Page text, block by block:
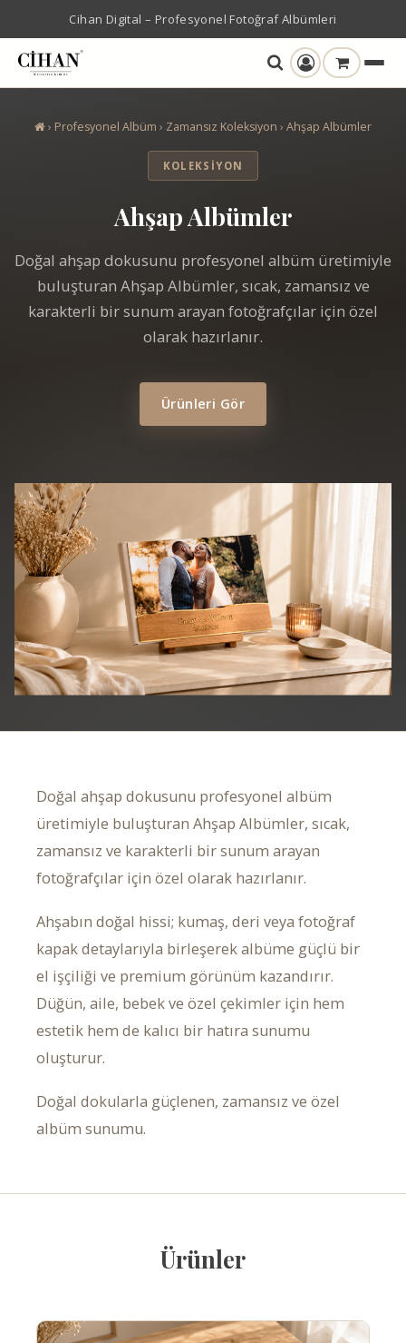
Cihan Digital – Profesyonel Fotoğraf Albümleri
› Profesyonel Albüm › Zamansız Koleksiyon › Ahşap Albümler
KOLEKSIYON
Ahşap Albümler
Doğal ahşap dokusunu profesyonel albüm üretimiyle
buluşturan Ahşap Albümler, sıcak, zamansız ve
karakterli bir sunum arayan fotoğrafçılar için özel
olarak hazırlanır.
Ürünleri Gör
Doğal ahşap dokusunu profesyonel albüm
üretimiyle buluşturan Ahşap Albümler, sıcak,
zamansız ve karakterli bir sunum arayan
fotoğrafçılar için özel olarak hazırlanır.
Ahşabın doğal hissi; kumaş, deri veya fotoğraf
kapak detaylarıyla birleşerek albüme güçlü bir
el işçiliği ve premium görünüm kazandırır.
Düğün, aile, bebek ve özel çekimler için hem
estetik hem de kalıcı bir hatıra sunumu
oluşturur.
Doğal dokularla güçlenen, zamansız ve özel
albüm sunumu.
Ürünler